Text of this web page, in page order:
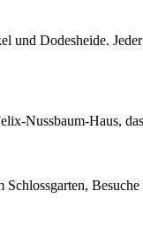
Dodesheide.
Nussbaum-Haus,